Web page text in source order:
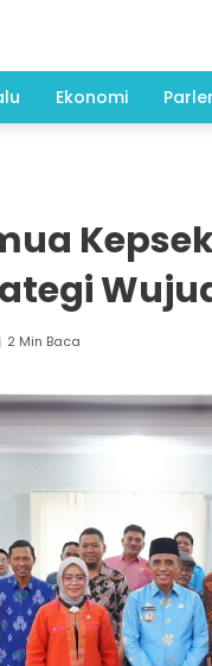
Ekonomi
2 Min Baca